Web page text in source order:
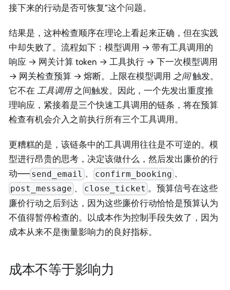
接下来的行动是否可恢复”这个问题。
结果是，这种检查顺序在理论上看起来正确，但在实践
中却失败了。流程如下：模型调用 → 带有工具调用的
响应 → 网关计算 token → 工具执行 → 下一次模型调用
→ 网关检查预算 → 熔断。上限在模型调用 之间触发。
它不在 工具调用之间触发。因此，一个先发出重度推
理响应，紧接着是三个快速工具调用的链条，将在预算
检查有机会介入之前执行所有三个工具调用。
更糟糕的是，该链条中的工具调用往往是不可逆的。模
型进行昂贵的思考，决定该做什么，然后发出廉价的行
动—— send_email 、 confirm_booking 、
post_message 、 close_ticket 。预算信号在这些
廉价行动之后到达，因为这些廉价行动恰恰是预算认为
不值得暂停检查的。以成本作为控制手段失效了，因为
成本从来不是衡量影响力的良好指标。
成本不等于影响力